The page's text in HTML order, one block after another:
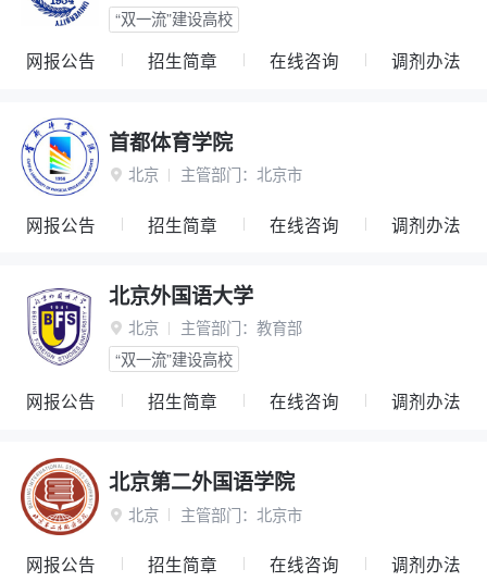
“双一流”建设高校
网报公告 招生简章 在线咨询 调剂办法
首都体育学院
 北京 主管部门： 北京市
网报公告 招生简章 在线咨询 调剂办法
北京外国语大学
 北京 主管部门： 教育部
“双一流”建设高校
网报公告 招生简章 在线咨询 调剂办法
北京第二外国语学院
 北京 主管部门： 北京市
网报公告 招生简章 在线咨询 调剂办法